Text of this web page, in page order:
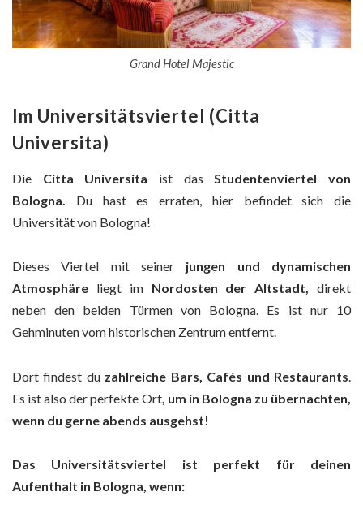
Grand Hotel Majestic
Im Universitätsviertel (Citta
Universita)
Die Citta Universita ist das Studentenviertel von
Bologna. Du hast es erraten, hier befindet sich die
Universität von Bologna!
Dieses Viertel mit seiner jungen und dynamischen
Atmosphäre liegt im Nordosten der Altstadt, direkt
neben den beiden Türmen von Bologna. Es ist nur 10
Gehminuten vom historischen Zentrum entfernt.
Dort findest du zahlreiche Bars, Cafés und Restaurants
Es ist also der perfekte Ort, um in Bologna zu übernachten,
wenn du gerne abends ausgehst!
Das Universitätsviertel ist perfekt für deinen
Aufenthalt in Bologna, wenn: